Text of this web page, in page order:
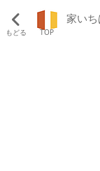
もどる TOP
家い